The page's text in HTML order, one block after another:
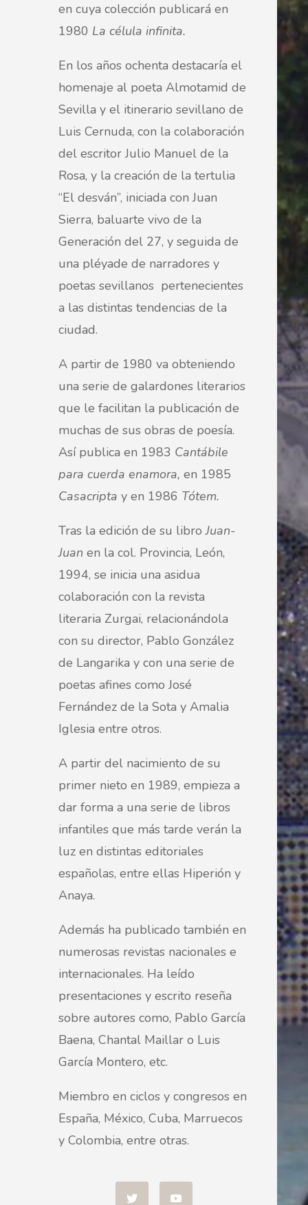
en cuya colección publicará en
1980 La célula infinita.
En los años ochenta destacaría el
homenaje al poeta Almotamid de
Sevilla y el itinerario sevillano de
Luis Cernuda, con la colaboración
del escritor Julio Manuel de la
Rosa, y la creación de la tertulia
“El desván”, iniciada con Juan
Sierra, baluarte vivo de la
Generación del 27, y seguida de
una pléyade de narradores y
poetas sevillanos pertenecientes
a las distintas tendencias de la
ciudad.
A partir de 1980 va obteniendo
una serie de galardones literarios
que le facilitan la publicación de
muchas de sus obras de poesía.
Así publica en 1983 Cantábile
para cuerda enamora, en 1985
Casacripta y en 1986 Tótem.
Tras la edición de su libroJuan-
Juan en la col. Provincia, León,
1994, se inicia una asidua
colaboración con la revista
literaria Zurgai, relacionándola
con su director, Pablo González
de Langarika y con una serie de
poetas afines como José
Fernández de la Sota y Amalia
Iglesia entre otros.
A partir del nacimiento de su
primer nieto en 1989, empieza a
dar forma a una serie de libros
infantiles que más tarde verán la
luz en distintas editoriales
españolas, entre ellas Hiperión y
Anaya.
Además ha publicado también en
numerosas revistas nacionales e
internacionales. Ha leído
presentaciones y escrito reseña
sobre autores como, Pablo García
Baena, Chantal Maillar o Luis
García Montero, etc.
Miembro en ciclos y congresos en
España, México, Cuba, Marruecos
y Colombia, entre otras.